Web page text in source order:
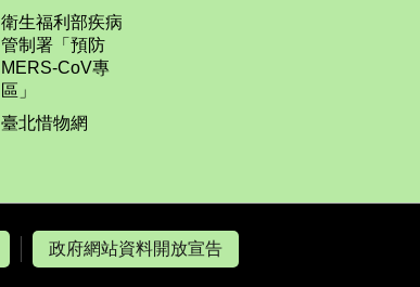
衛生福利部疾病
管制署「預防
MERS-CoV專
區」
臺北惜物網
政府網站資料開放宣告